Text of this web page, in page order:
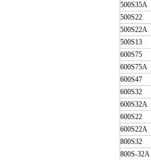
500S35A
500S22
500S22A
500S13
600S75
600S75A
600S47
600S32
600S32A
600S22
600S22A
800S32
800S-32A